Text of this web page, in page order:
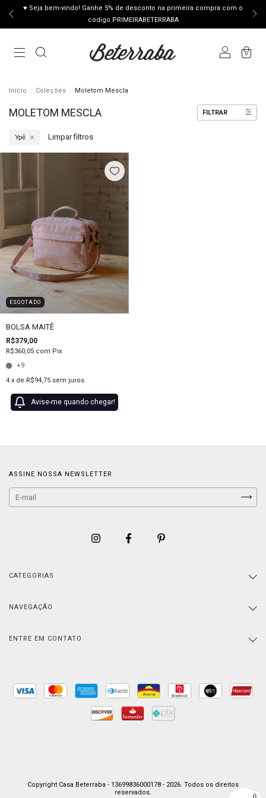
♥ Seja bem-vindo! Ganhe 5% de desconto na primeira compra com o
código PRIMEIRABETERRABA
0
Início . Coleções . Moletom Mescla
MOLETOM MESCLA FILTRAR
Ypê Limpar filtros
ESGOTADO
BOLSA MAITÊ
R$379,00
R$360,05 com Pix
+9
4 x de R$94,75 sem juros
Avise-me quando chegar!
ASSINE NOSSA NEWSLETTER
CATEGORIAS
NAVEGAÇÃO
ENTRE EM CONTATO
Copyright Casa Beterraba - 13699836000178 - 2026. Todos os direitos
reservados.